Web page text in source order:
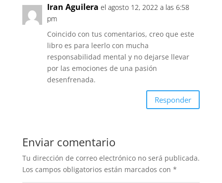
Iran Aguilera el agosto 12, 2022 a las 6:58
pm
Coincido con tus comentarios, creo que este
libro es para leerlo con mucha
responsabilidad mental y no dejarse llevar
por las emociones de una pasión
desenfrenada.
Responder
Enviar comentario
Tu dirección de correo electrónico no será publicada.
Los campos obligatorios están marcados con *